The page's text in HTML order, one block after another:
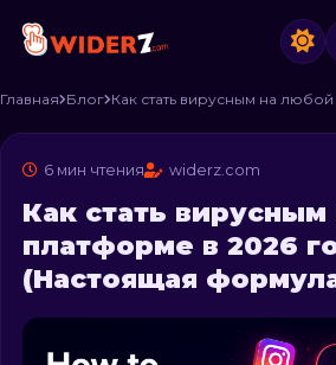
Главная Блог
6 мин чтения widerz.com
Как стать
платформе в 2026
(Настоящая